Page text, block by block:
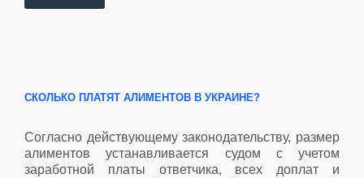
СКОЛЬКО ПЛАТЯТ АЛИМЕНТОВ В УКРАИНЕ?
Согласно действующему законодательству, размер
алиментов устанавливается судом с учетом
заработной платы ответчика, всех доплат и